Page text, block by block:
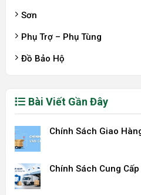
Sơn
Phụ Trợ – Phụ Tùng
Đồ Bảo Hộ
Bài Viết Gần Đây
Chính Sách Giao
Chính Sách Cung